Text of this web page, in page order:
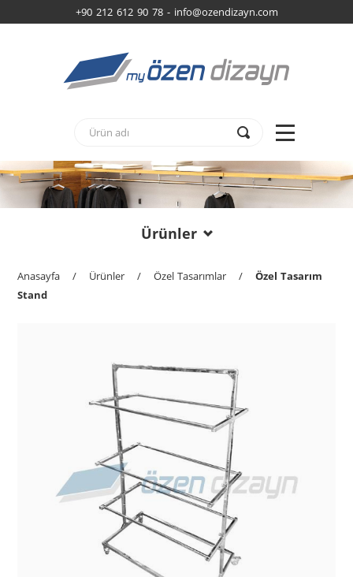
+90 212 612 90 78 - info@ozendizayn.com
Ürünler
Anasayfa / Ürünler / Özel Tasarımlar /
Özel Tasarım
Stand